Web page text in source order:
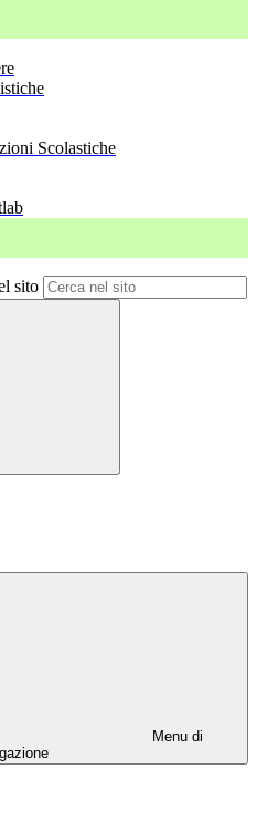
Scolastiche
sito
Menu di